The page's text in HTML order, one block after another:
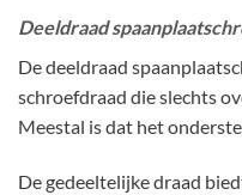
Deeldraad
De deeldraad
schroefdraad die slechts
Meestal is dat het
De gedeeltelijke draad